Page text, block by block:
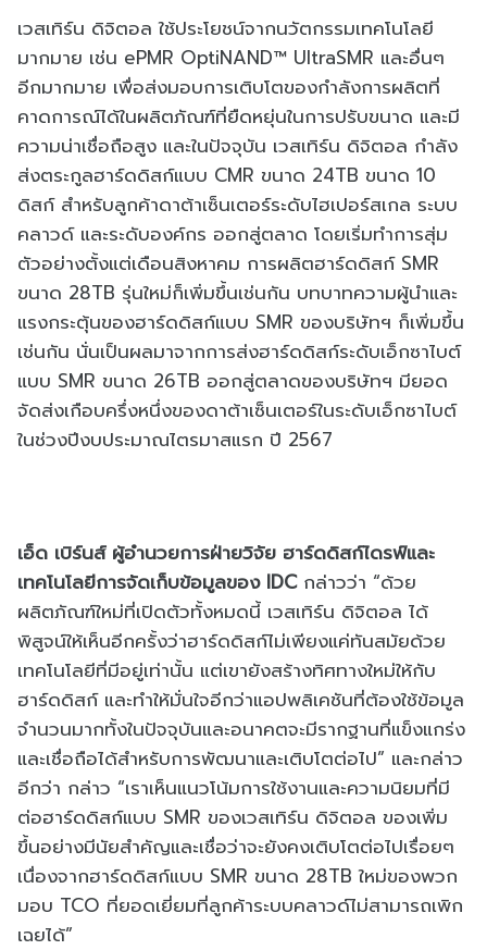
เวสเทิร์น ดิจิตอล ใช้ประโยชน์จากนวัตกรรมเทคโนโลยี
มากมาย เช่น ePMR OptiNAND™ UltraSMR และอื่นๆ
อีกมากมาย เพื่อส่งมอบการเติบโตของกำลังการผลิตที่
คาดการณ์ได้ในผลิตภัณฑ์ที่ยืดหยุ่นในการปรับขนาด และมี
ความน่าเชื่อถือสูง และในปัจจุบัน เวสเทิร์น ดิจิตอล กำลัง
ส่งตระกูลฮาร์ดดิสก์แบบ CMR ขนาด 24TB ขนาด 10
ดิสก์ สำหรับลูกค้าดาต้าเซ็นเตอร์ระดับไฮเปอร์สเกล ระบบ
คลาวด์ และระดับองค์กร ออกสู่ตลาด โดยเริ่มทำการสุ่ม
ตัวอย่างตั้งแต่เดือนสิงหาคม การผลิตฮาร์ดดิสก์ SMR
ขนาด 28TB รุ่นใหม่ก็เพิ่มขึ้นเช่นกัน บทบาทความผู้นำและ
แรงกระตุ้นของฮาร์ดดิสก์แบบ SMR ของบริษัทฯ ก็เพิ่มขึ้น
เช่นกัน นั่นเป็นผลมาจากการส่งฮาร์ดดิสก์ระดับเอ็กซาไบต์
แบบ SMR ขนาด 26TB ออกสู่ตลาดของบริษัทฯ มียอด
จัดส่งเกือบครึ่งหนึ่งของดาต้าเซ็นเตอร์ในระดับเอ็กซาไบต์
ในช่วงปีงบประมาณไตรมาสแรก ปี 2567
เอ็ด เบิร์นส์ ผู้อำนวยการฝ่ายวิจัย ฮาร์ดดิสก์ไดรฟ์และ
เทคโนโลยีการจัดเก็บข้อมูลของ IDC กล่าวว่า “ด้วย
ผลิตภัณฑ์ใหม่ที่เปิดตัวทั้งหมดนี้ เวสเทิร์น ดิจิตอล ได้
พิสูจน์ให้เห็นอีกครั้งว่าฮาร์ดดิสก์ไม่เพียงแค่ทันสมัยด้วย
เทคโนโลยีที่มีอยู่เท่านั้น แต่เขายังสร้างทิศทางใหม่ให้กับ
ฮาร์ดดิสก์ และทำให้มั่นใจอีกว่าแอปพลิเคชันที่ต้องใช้ข้อมูล
จำนวนมากทั้งในปัจจุบันและอนาคตจะมีรากฐานที่แข็งแกร่ง
และเชื่อถือได้สำหรับการพัฒนาและเติบโตต่อไป” และกล่าว
อีกว่า กล่าว “เราเห็นแนวโน้มการใช้งานและความนิยมที่มี
ต่อฮาร์ดดิสก์แบบ SMR ของเวสเทิร์น ดิจิตอล ของเพิ่ม
ขึ้นอย่างมีนัยสำคัญและเชื่อว่าจะยังคงเติบโตต่อไปเรื่อยๆ
เนื่องจากฮาร์ดดิสก์แบบ SMR ขนาด 28TB ใหม่ของพวก
มอบ TCO ที่ยอดเยี่ยมที่ลูกค้าระบบคลาวด์ไม่สามารถเพิก
เฉยได้”